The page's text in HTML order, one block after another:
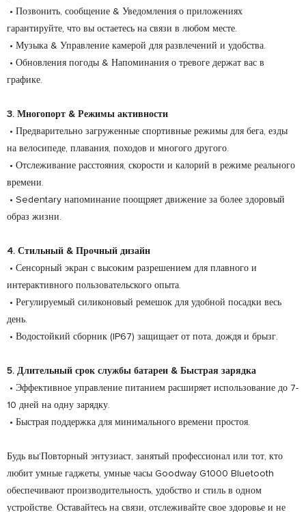
• Позвонить, сообщение & Уведомления о приложениях
гарантируйте, что вы остаетесь на связи в любом месте.
• Музыка & Управление камерой для развлечений и удобства.
• Обновления погоды & Напоминания о тревоге держат вас в
графике.
3. Многопорт & Режимы активности
• Предварительно загруженные спортивные режимы для бега, езды
на велосипеде, плавания, походов и многого другого.
• Отслеживание расстояния, скорости и калорий в режиме реального
времени.
• Sedentary напоминание поощряет движение за более здоровый
образ жизни.
4. Стильный & Прочный дизайн
• Сенсорный экран с высоким разрешением для плавного и
интерактивного пользовательского опыта.
• Регулируемый силиконовый ремешок для удобной посадки весь
день.
• Водостойкий сборник (IP67) защищает от пота, дождя и брызг.
5. Длительный срок службы батареи & Быстрая зарядка
• Эффективное управление питанием расширяет использование до 7-
10 дней на одну зарядку.
• Быстрая поддержка для минимального времени простоя.
Будь вы’Повторный энтузиаст, занятый профессионал или тот, кто
любит умные гаджеты, умные часы Goodway G1000 Bluetooth
обеспечивают производительность, удобство и стиль в одном
устройстве. Оставайтесь на связи, отслеживайте свое здоровье и не